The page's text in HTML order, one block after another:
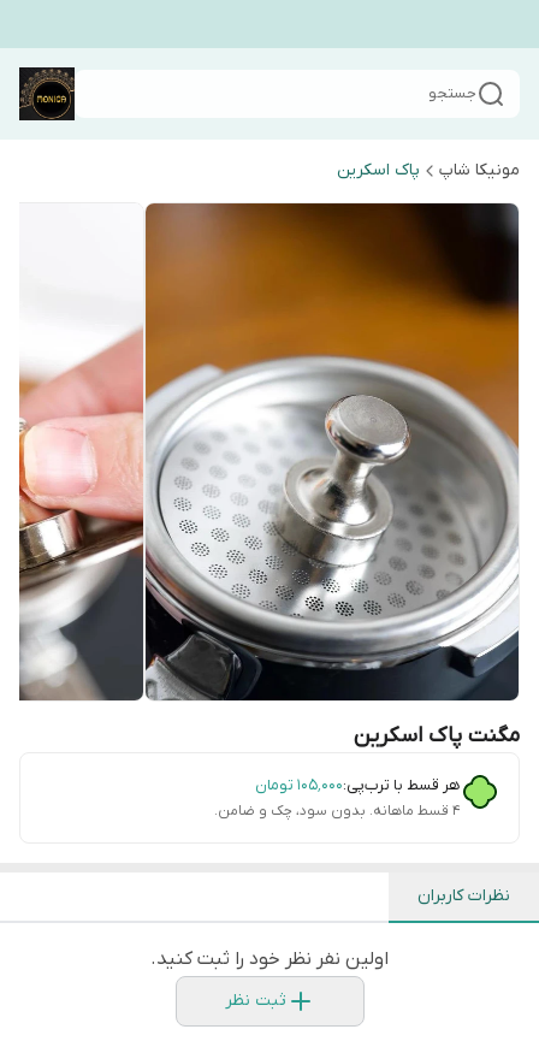
جستجو
مونیکا شاپ پاک اسکرین
مگنت پاک اسکرین
هر قسط با ترب‌پی:۱۰۵٬۰۰۰ تومان
۴ قسط ماهانه. بدون سود، چک و ضامن.
نظرات کاربران
اولین نفر نظر خود را ثبت کنید.
ثبت نظر